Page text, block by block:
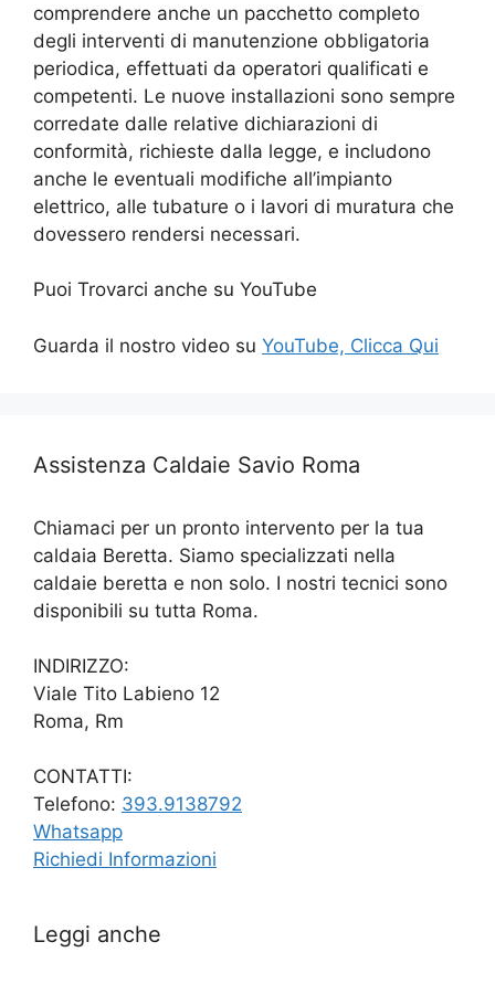
comprendere anche un pacchetto completo
degli interventi di manutenzione obbligatoria
periodica, effettuati da operatori qualificati e
competenti. Le nuove installazioni sono sempre
corredate dalle relative dichiarazioni di
conformità, richieste dalla legge, e includono
anche le eventuali modifiche all’impianto
elettrico, alle tubature o i lavori di muratura che
dovessero rendersi necessari.
Puoi Trovarci anche su YouTube
Guarda il nostro video su YouTube, Clicca Qui
Assistenza Caldaie Savio Roma
Chiamaci per un pronto intervento per la tua
caldaia Beretta. Siamo specializzati nella
caldaie beretta e non solo. I nostri tecnici sono
disponibili su tutta Roma.
INDIRIZZO:
Viale Tito Labieno 12
Roma, Rm
CONTATTI:
Telefono: 393.9138792
Whatsapp
Richiedi Informazioni
Leggi anche